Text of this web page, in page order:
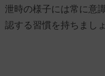
泄時の様子には常に意
認する習慣を持ちましょ